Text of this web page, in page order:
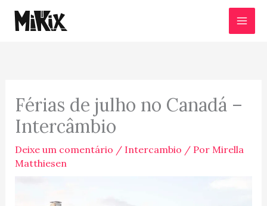
para
Férias de julho no Canadá –
Intercâmbio
Deixe um comentário / Intercambio / Por Mirella
Matthiesen